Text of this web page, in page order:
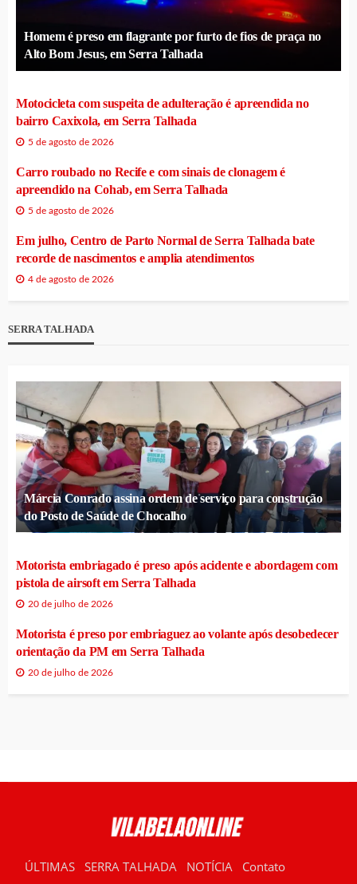
Homem é preso em flagrante por furto de fios de praça no
Alto Bom Jesus, em Serra Talhada
Motocicleta com suspeita de adulteração é apreendida no
bairro Caxixola, em Serra Talhada
5 de agosto de 2026
Carro roubado no Recife e com sinais de clonagem é
apreendido na Cohab, em Serra Talhada
5 de agosto de 2026
Em julho, Centro de Parto Normal de Serra Talhada bate
recorde de nascimentos e amplia atendimentos
4 de agosto de 2026
SERRA TALHADA
Márcia Conrado assina ordem de serviço para construção
do Posto de Saúde de Chocalho
Motorista embriagado é preso após acidente e abordagem com
pistola de airsoft em Serra Talhada
20 de julho de 2026
Motorista é preso por embriaguez ao volante após desobedecer
orientação da PM em Serra Talhada
20 de julho de 2026
ÚLTIMAS SERRA TALHADA NOTÍCIA Contato